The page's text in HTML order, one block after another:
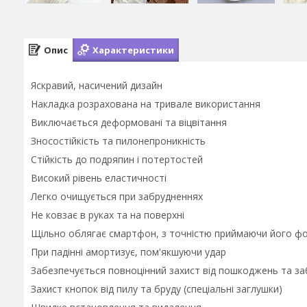
Опис Характеристики
Яскравий, насичений дизайн
Накладка розрахована на тривале використання
Виключається деформовані та віцвітання
Зносостійкість та пилонепроникність
Стійкість до подряпин і потертостей
Високий рівень еластичності
Легко очищується при забрудненнях
Не ковзає в руках та на поверхні
Щільно облягає смартфон, з точністю приймаючи його
При падінні амортизує, пом'якшуючи удар
Забезпечується повноцінний захист від пошкоджень та
Захист кнопок від пилу та бруду (спеціальні заглушки)